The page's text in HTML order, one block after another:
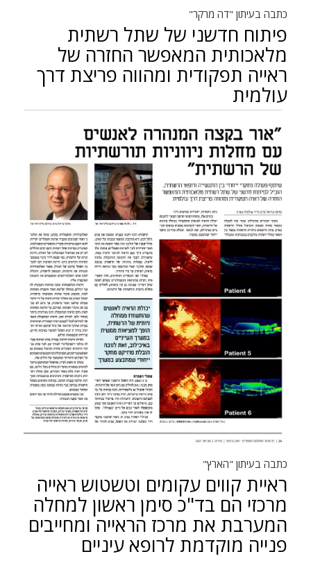
כתבה בעיתון "דה מרקר"
פיתוח חדשני של שתל רשתית
מלאכותית המאפשר החזרה של
ראייה תפקודית ומהווה פריצת דרך
עולמית
כתבה בעיתון "הארץ"
ראיית קווים עקומים וטשטוש ראייה
מרכזי הם בד"כ סימן ראשון למחלה
המערבת את מרכז הראייה ומחייבים
פנייה מוקדמת לרופא עיניים